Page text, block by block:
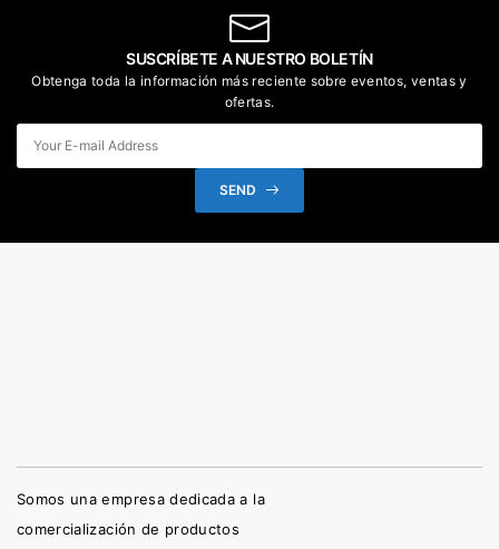
SUSCRÍBETE A NUESTRO BOLETÍN
Obtenga toda la información más reciente sobre eventos, ventas y
ofertas.
SEND
Somos una empresa dedicada a la
comercialización de productos